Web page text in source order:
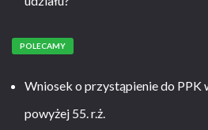
POLECAMY
Wniosek o przystąpienie do
powyżej 55. r.ż.